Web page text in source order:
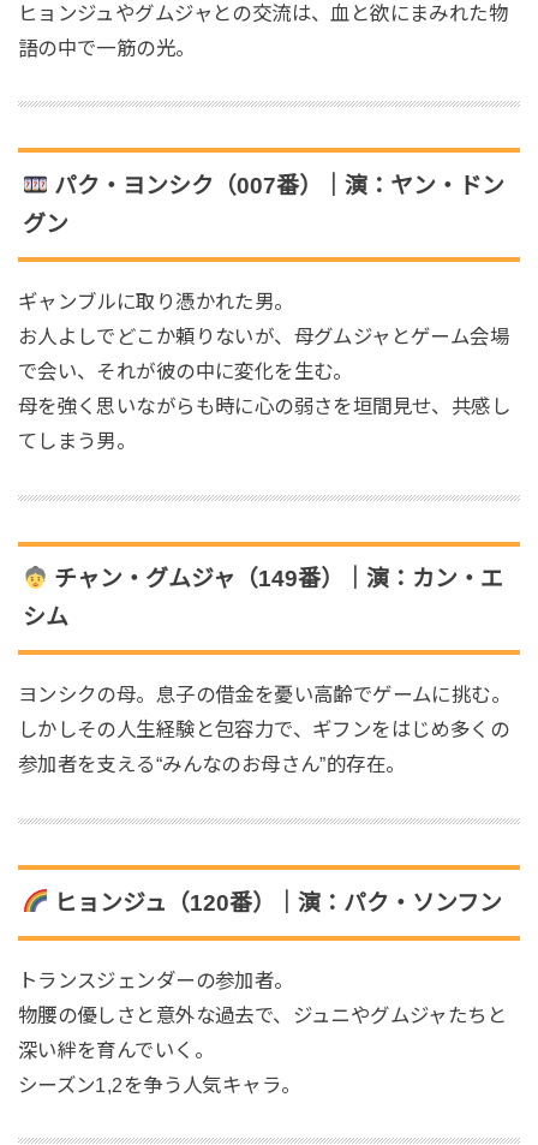
ヒョンジュやグムジャとの交流は、血と欲にまみれた物
語の中で一筋の光。
パク・ヨンシク（007番）｜演：ヤン・ドン
グン
ギャンブルに取り憑かれた男。
お人よしでどこか頼りないが、母グムジャとゲーム会場
で会い、それが彼の中に変化を生む。
母を強く思いながらも時に心の弱さを垣間見せ、共感し
てしまう男。
チャン・グムジャ（149番）｜演：カン・エ
シム
ヨンシクの母。息子の借金を憂い高齢でゲームに挑む。
しかしその人生経験と包容力で、ギフンをはじめ多くの
参加者を支える“みんなのお母さん”的存在。
ヒョンジュ（120番）｜演：パク・ソンフン
トランスジェンダーの参加者。
物腰の優しさと意外な過去で、ジュニやグムジャたちと
深い絆を育んでいく。
シーズン1,2を争う人気キャラ。